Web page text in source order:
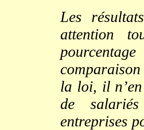
Les
attention
la loi, il n’en
de
entreprises